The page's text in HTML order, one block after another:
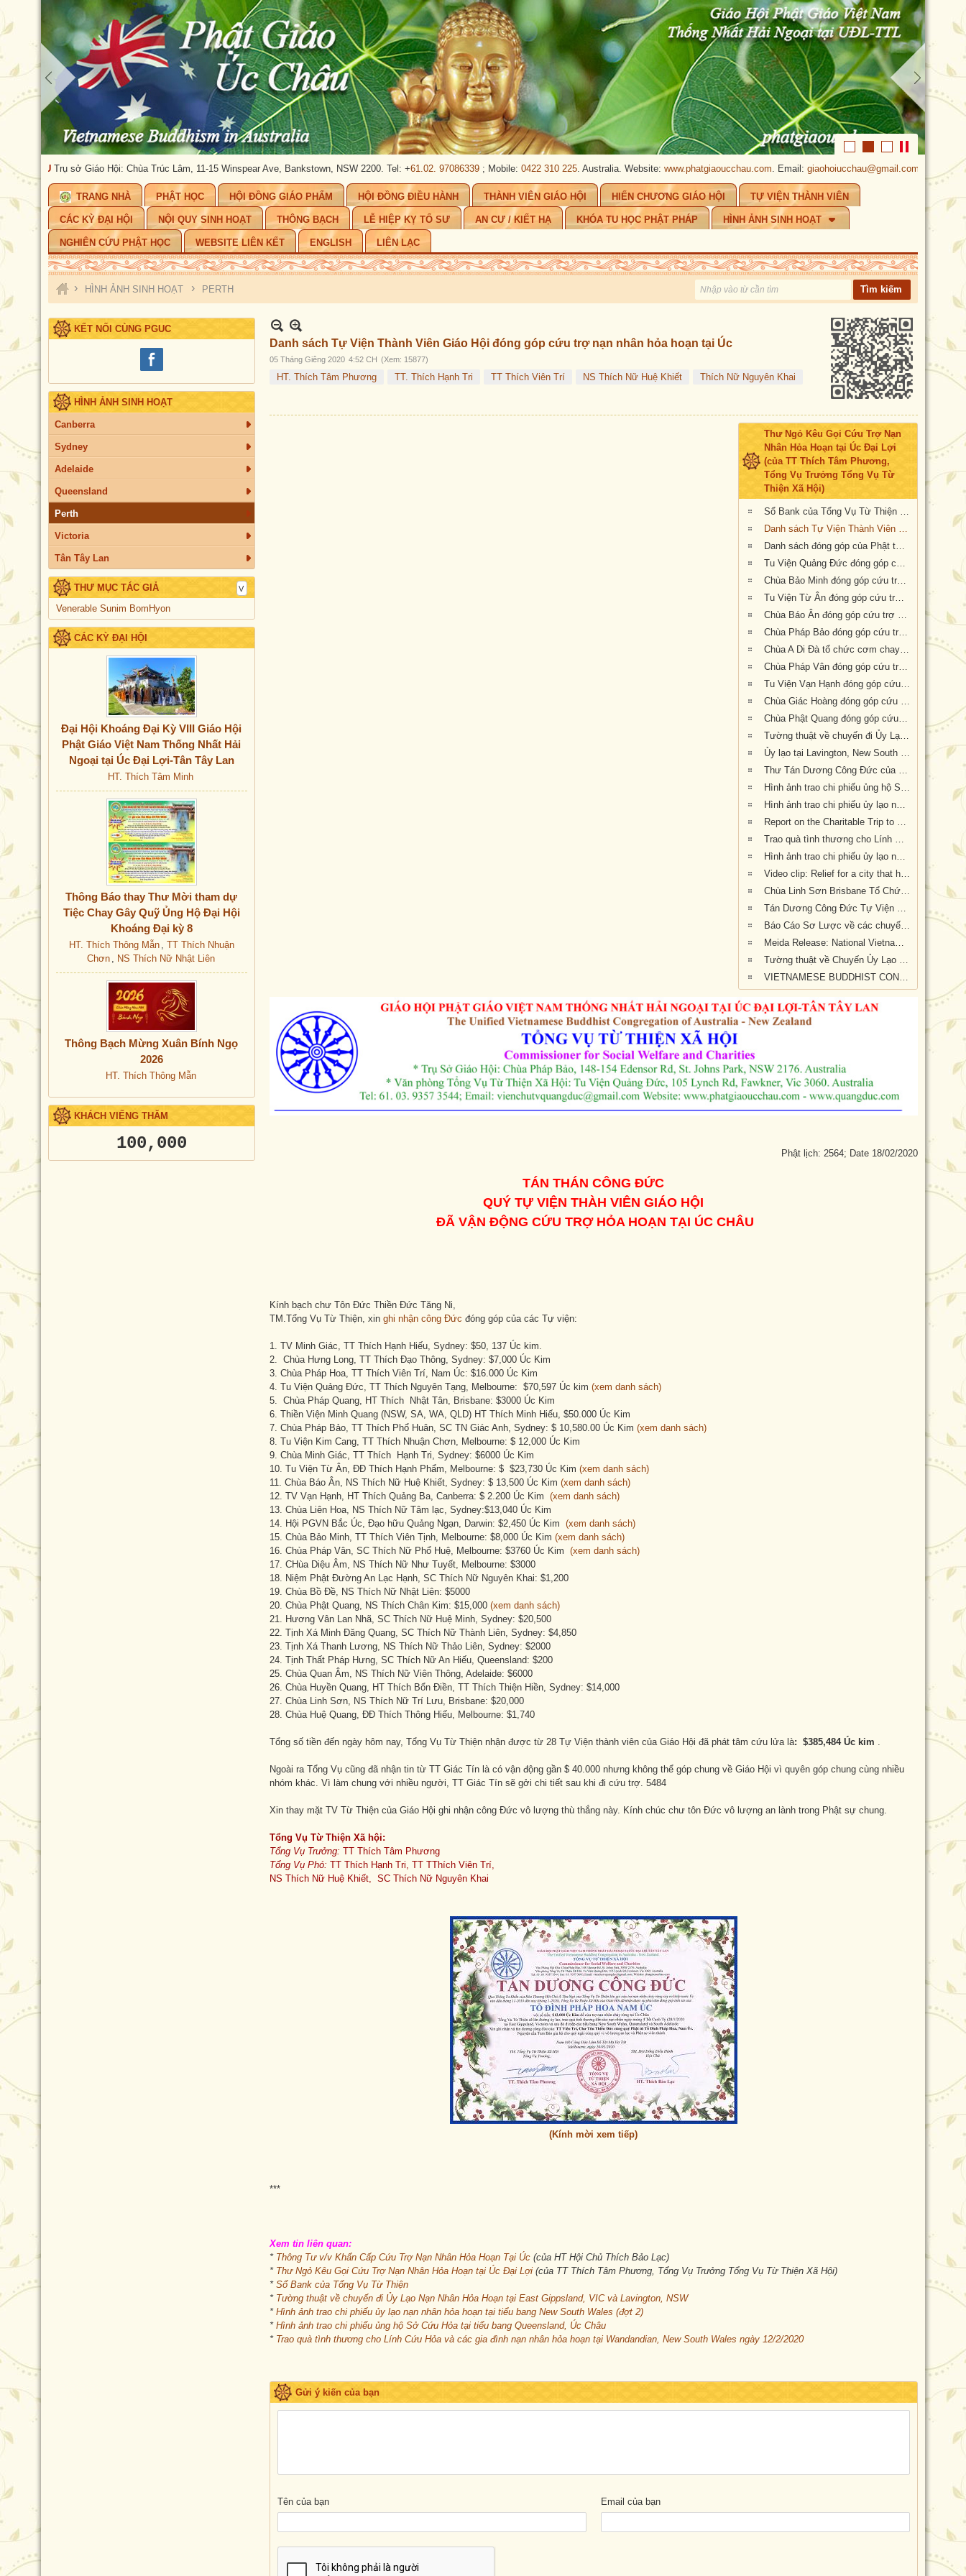
Trụ sở Giáo Hội: Chùa Trúc Lâm, 11-15 Winspear Ave, Bankstown, NSW 2200. Tel: +61.02. 97086339; Mobile: 0422 310 225 . Australia.Website:www.phatgiaoucchau.com. Email: giaohoiucchau@gmail.com. PHẬT GIÁO
TRANG NHÀ PHẬT HỌC HỘI ĐỒNG GIÁO PHẨM HỘI ĐỒNG ĐIỀU HÀNH THÀNH VIÊN GIÁO HỘI HIẾN CHƯƠNG GIÁO HỘI TỰ VIỆN THÀNH VIÊN
CÁC KỲ ĐẠI HỘI NỘI QUY SINH HOẠT THÔNG BẠCH LỄ HIỆP KỴ TỔ SƯ AN CƯ / KIẾT HẠ KHÓA TU HỌC PHẬT PHÁP HÌNH ẢNH SINH HOẠT
NGHIÊN CỨU PHẬT HỌC WEBSITE LIÊN KẾT ENGLISH LIÊN LẠC
› HÌNH ẢNH SINH HOẠT › PERTH
KẾT NỐI CÙNG PGUC
HÌNH ẢNH SINH HOẠT
Canberra
Sydney
Adelaide
Queensland
Perth
Victoria
Tân Tây Lan
THƯ MỤC TÁC GIẢ
Venerable Sunim BomHyon
CÁC KỲ ĐẠI HỘI
Đại Hội Khoáng Đại Kỳ VIII Giáo Hội
Phật Giáo Việt Nam Thống Nhất Hải
Ngoại tại Úc Đại Lợi-Tân Tây Lan
HT. Thích Tâm Minh
Thông Báo thay Thư Mời tham dự
Tiệc Chay Gây Quỹ Ủng Hộ Đại Hội
Khoáng Đại kỳ 8
HT. Thích Thông Mẫn , TT Thích Nhuận
Chơn , NS Thích Nữ Nhật Liên
Thông Bạch Mừng Xuân Bính Ngọ
2026
HT. Thích Thông Mẫn
KHÁCH VIẾNG THĂM
100,000
Danh sách Tự Viện Thành Viên Giáo Hội đóng góp cứu trợ nạn nhân hỏa hoạn tại Úc
05 Tháng Giêng 2020 4:52 CH (Xem: 15877)
HT. Thích Tâm Phương TT. Thích Hạnh Tri TT Thích Viên Trí NS Thích Nữ Huệ Khiết Thích Nữ Nguyên Khai
Thư Ngỏ Kêu Gọi Cứu Trợ Nạn
Nhân Hỏa Hoạn tại Úc Đại Lợi
(của TT Thích Tâm Phương,
Tổng Vụ Trưởng Tổng Vụ Từ
Thiện Xã Hội)
Sổ Bank của Tổng Vụ Từ Thiện Xã Hội của Giáo Hội Phật Giáo Việt Nam Thống Nhất Hải Ngoại tại Úc Đại Lợi- Tân Tây Lan
Danh sách Tự Viện Thành Viên Giáo Hội đóng góp cứu trợ nạn nhân hỏa hoạn tại Úc
Danh sách đóng góp của Phật tử Bắc Úc
Tu Viện Quảng Đức đóng góp cứu trợ nạn nhân hỏa hoạn tại Úc Châu
Chùa Bảo Minh đóng góp cứu trợ nạn nhân hỏa hoạn tại Úc
Tu Viện Từ Ân đóng góp cứu trợ nạn nhân hỏa hoạn tại Úc
Chùa Báo Ân đóng góp cứu trợ nạn nhân hỏa hoạn tại Úc
Chùa Pháp Bảo đóng góp cứu trợ nạn nhân hỏa hoạn tại Úc
Chùa A Di Đà tổ chức cơm chay gây quỹ cứu trợ cháy rừng tại Úc châu (19.01.2020) 19/1/2020
Chùa Pháp Vân đóng góp cứu trợ nạn nhân cháy rừng tại Úc Châu
Tu Viện Vạn Hạnh đóng góp cứu trợ nạn nhân cháy rừng tại Úc Châu
Chùa Giác Hoàng đóng góp cứu trợ nạn nhân hỏa hoạn tại Úc Châu
Chùa Phật Quang đóng góp cứu trợ nạn nhân hỏa hoạn tại Úc Châu
Tường thuật về chuyến đi Ủy Lạo Nạn Nhân Hỏa Hoạn tại East Gippsland, VIC và Lavington, NSW
Ủy lạo tại Lavington, New South Wales
Thư Tán Dương Công Đức của Thượng Nghị Sĩ Tiểu Bang Victoria Tiến Sĩ Kiều Tiến Dũng gởi đến Chư Tôn Đức & Tự Viện thành viên Giáo Hội trong công cuộc đóng góp ủy lạo nạn nhân hỏa hoạn tại Úc Châu (Appreciation letters from Dr Kieu Tien Dung, State Member for South-Eastern Metropolitan Region, Victoria, Australia)
Hình ảnh trao chi phiếu ủng hộ Sở Cứu Hỏa tại tiểu bang Queensland, Úc Châu
Hình ảnh trao chi phiếu ủy lạo nạn nhân hỏa hoạn tại tiểu bang New South Wales (đợt 2)
Report on the Charitable Trip to offer Gifts of Loving Kindness to Bushfire Survivors in Victoria, New South Wales and Queensland
Trao quà tình thương cho Lính Cứu Hỏa và các gia đình nạn nhân hỏa hoạn tại Wandandian, New South Wales ngày 12/2/2020
Hình ảnh trao chi phiếu ủy lạo nạn nhân hỏa hoạn tại Queensland đợt 2
Video clip: Relief for a city that has been 73% burnt by the NSW bushfires | Vietnamese Buddhists in Australia
Chùa Linh Sơn Brisbane Tổ Chức Tiệc Chay Gây Quỹ Ủng Hộ Nạn Nhân Hỏa Hoạn Úc Châu (tối Thứ Bảy 15/2/2020)
Tán Dương Công Đức Tự Viện Thành Viên Giáo Hội đã đóng góp tịnh tài giúp đỡ nạn nhân hỏa hoạn tại Úc Châu
Báo Cáo Sơ Lược về các chuyến Ủy lạo Nạn Nhân Hỏa Hoạn tại Úc Châu đầu năm 2020
Meida Release: National Vietnamese Buddhist Congregation Visit KI to give $55,500 to Local Auto Repair Project
Tường thuật về Chuyến Ủy Lạo nạn nhân cháy rừng tại Kangaroo Island, Nam Úc (ngày 24/2/2020)
VIETNAMESE BUDDHIST CONGREGATION KANGAROO ISLAND VISIT
Phật lịch: 2564; Date 18/02/2020
TÁN THÁN CÔNG ĐỨC
QUÝ TỰ VIỆN THÀH VIÊN GIÁO HỘI
ĐÃ VẬN ĐỘNG CỨU TRỢ HỎA HOẠN TẠI ÚC CHÂU
Kính bạch chư Tôn Đức Thiền Đức Tăng Ni,
TM.Tổng Vụ Từ Thiện, xin ghi nhận công Đức đóng góp của các Tự viện:
1. TV Minh Giác, TT Thích Hạnh Hiếu, Sydney: $50, 137 Úc kim.
2. Chùa Hưng Long, TT Thích Đạo Thông, Sydney: $7,000 Úc Kim
3. Chùa Pháp Hoa, TT Thích Viên Trí, Nam Úc: $16.000 Úc Kim
4. Tu Viện Quảng Đức, TT Thích Nguyên Tạng, Melbourne: $70,597 Úc kim (xem danh sách)
5. Chùa Pháp Quang, HT Thích Nhật Tân, Brisbane: $3000 Úc Kim
6. Thiền Viện Minh Quang (NSW, SA, WA, QLD) HT Thích Minh Hiếu, $50.000 Úc Kim
7. Chùa Pháp Bảo, TT Thích Phổ Huân, SC TN Giác Anh, Sydney: $ 10,580.00 Úc Kim (xem danh sách)
8. Tu Viện Kim Cang, TT Thích Nhuận Chơn, Melbourne: $ 12,000 Úc Kim
9. Chùa Minh Giác, TT Thích Hạnh Tri, Sydney: $6000 Úc Kim
10. Tu Viện Từ Ân, ĐĐ Thích Hạnh Phẩm, Melbourne: $ $23,730 Úc Kim (xem danh sách)
11. Chùa Báo Ân, NS Thích Nữ Huệ Khiết, Sydney: $ 13,500 Úc Kim (xem danh sách)
12. TV Vạn Hạnh, HT Thích Quảng Ba, Canberra: $ 2.200 Úc Kim (xem danh sách)
13. Chùa Liên Hoa, NS Thích Nữ Tâm lạc, Sydney:$13,040 Úc Kim
14. Hội PGVN Bắc Úc, Đạo hữu Quảng Ngạn, Darwin: $2,450 Úc Kim (xem danh sách)
15. Chùa Bảo Minh, TT Thích Viên Tịnh, Melbourne: $8,000 Úc Kim (xem danh sách)
16. Chùa Pháp Vân, SC Thích Nữ Phổ Huệ, Melbourne: $3760 Úc Kim (xem danh sách)
17. CHùa Diệu Âm, NS Thích Nữ Như Tuyết, Melbourne: $3000
18. Niệm Phật Đường An Lạc Hạnh, SC Thích Nữ Nguyên Khai: $1,200
19. Chùa Bồ Đề, NS Thích Nữ Nhật Liên: $5000
20. Chùa Phật Quang, NS Thích Chân Kim: $15,000 (xem danh sách)
21. Hương Vân Lan Nhã, SC Thích Nữ Huệ Minh, Sydney: $20,500
22. Tịnh Xá Minh Đăng Quang, SC Thích Nữ Thành Liên, Sydney: $4,850
23. Tịnh Xá Thanh Lương, NS Thích Nữ Thảo Liên, Sydney: $2000
24. Tịnh Thất Pháp Hưng, SC Thích Nữ An Hiếu, Queensland: $200
25. Chùa Quan Âm, NS Thích Nữ Viên Thông, Adelaide: $6000
26. Chùa Huyền Quang, HT Thích Bổn Điền, TT Thích Thiện Hiền, Sydney: $14,000
27. Chùa Linh Sơn, NS Thích Nữ Trí Lưu, Brisbane: $20,000
28. Chùa Huệ Quang, ĐĐ Thích Thông Hiếu, Melbourne: $1,740
Tổng số tiền đến ngày hôm nay, Tổng Vụ Từ Thiện nhận được từ 28 Tự Viện thành viên của Giáo Hội đã phát tâm cứu lửa là: $385,484 Úc kim .
Ngoài ra Tổng Vụ cũng đã nhận tin từ TT Giác Tín là có vận động gần $ 40.000 nhưng không thể góp chung về Giáo Hội vì quyên góp chung cùng nhiều
nhóm khác. Vì làm chung với nhiều người, TT Giác Tín sẽ gởi chi tiết sau khi đi cứu trợ. 5484
Xin thay mặt TV Từ Thiện của Giáo Hội ghi nhận công Đức vô lượng thù thắng này. Kính chúc chư tôn Đức vô lượng an lành trong Phật sự chung.
Tổng Vụ Từ Thiện Xã hội:
Tổng Vụ Trưởng: TT Thích Tâm Phương
Tổng Vụ Phó: TT Thích Hạnh Tri, TT TThích Viên Trí,
NS Thích Nữ Huệ Khiết, SC Thích Nữ Nguyên Khai
(Kính mời xem tiếp)
***
Xem tin liên quan:
* Thông Tư v/v Khẩn Cấp Cứu Trợ Nạn Nhân Hỏa Hoạn Tại Úc(của HT Hội Chủ Thích Bảo Lạc)
* Thư Ngỏ Kêu Gọi Cứu Trợ Nạn Nhân Hỏa Hoạn tại Úc Đại Lợi (của TT Thích Tâm Phương, Tổng Vụ Trưởng Tổng Vụ Từ Thiện Xã Hội)
* Sổ Bank của Tổng Vụ Từ Thiện
* Tường thuật về chuyến đi Ủy Lạo Nạn Nhân Hỏa Hoạn tại East Gippsland, VIC và Lavington, NSW
* Hình ảnh trao chi phiếu ủy lạo nạn nhân hỏa hoạn tại tiểu bang New South Wales (đợt 2)
* Hình ảnh trao chi phiếu ủng hộ Sở Cứu Hỏa tại tiểu bang Queensland, Úc Châu
* Trao quà tình thương cho Lính Cứu Hỏa và các gia đình nạn nhân hỏa hoạn tại Wandandian, New South Wales ngày 12/2/2020
Gửi ý kiến của bạn
Tên của bạn Email của bạn